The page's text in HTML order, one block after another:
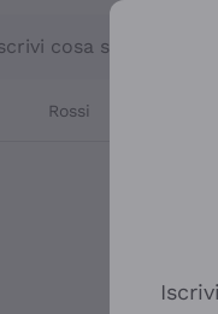
cosa stai cercando
Rossi